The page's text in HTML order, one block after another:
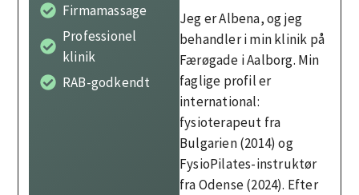
Firmamassage
Professionel
klinik
RAB-godkendt
Jeg er Albena, og jeg
behandler i min klinik på
Færøgade i Aalborg. Min
faglige profil er
international:
fysioterapeut fra
Bulgarien (2014) og
FysioPilates-instruktør
fra Odense (2024). Efter